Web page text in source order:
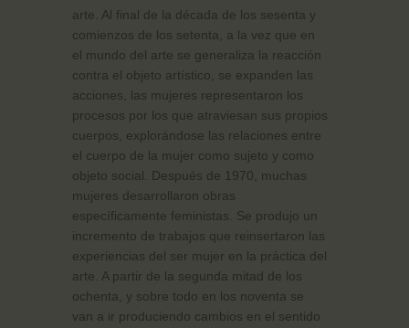
arte. Al final de la década de los sesenta y
comienzos de los setenta, a la vez que en
el mundo del arte se generaliza la reacción
contra el objeto artístico, se expanden las
acciones, las mujeres representaron los
procesos por los que atraviesan sus propios
cuerpos, explorándose las relaciones entre
el cuerpo de la mujer como sujeto y como
objeto social. Después de 1970, muchas
mujeres desarrollaron obras
específicamente feministas. Se produjo un
incremento de trabajos que reinsertaron las
experiencias del ser mujer en la práctica del
arte. A partir de la segunda mitad de los
ochenta, y sobre todo en los noventa se
van a ir produciendo cambios en el sentido